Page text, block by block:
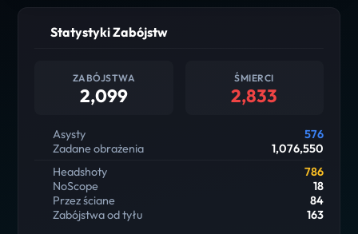
Statystyki Zabójstw
ZABÓJSTWA
2,099
ŚMIERCI
2,833
Asysty
576
Zadane obrażenia
1,076,550
Headshoty
786
NoScope
18
Przez ściane
84
Zabójstwa od tyłu
163